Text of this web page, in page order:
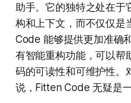
助手。它的独特之处在于
构和上下文，而不仅仅是
Code 能够提供更加准确
有智能重构功能，可以帮
码的可读性和可维护性。
说，Fitten Code 无疑是